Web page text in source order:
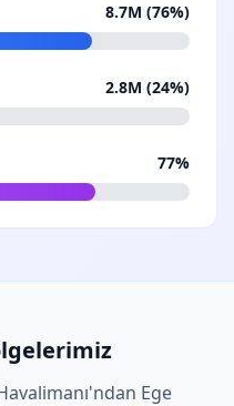
8.7M (76%)
2.8M (24%)
77%
Ege